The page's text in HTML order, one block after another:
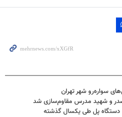
سواره‌رو شهر تهران
صدر و شهید مدرس مقاوم‌سازی شد